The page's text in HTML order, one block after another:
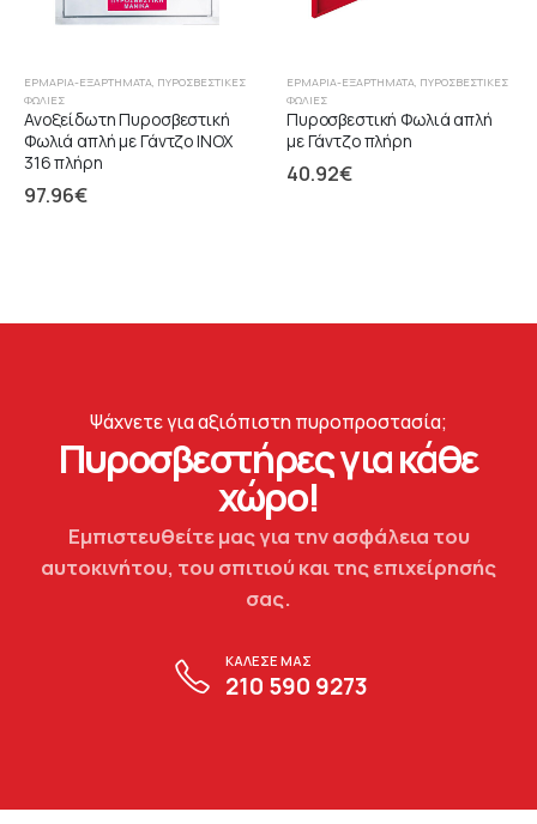
ΕΡΜΆΡΙΑ-ΕΞΑΡΤΉΜΑΤΑ ΠΥΡΟΣΒΕΣΤΙΚΈΣ
ΦΩΛΙΈΣ
Ανοξείδωτη Πυροσβεστική
Φωλιά απλή με Γάντζο ΙΝΟΧ
316 πλήρη
97.96€
ΕΡΜΆΡΙΑ-ΕΞΑΡΤΉΜΑΤΑ ΠΥΡΟΣΒΕΣΤΙΚΈΣ
ΦΩΛΙΈΣ
Πυροσβεστική Φωλιά απλή
με Γάντζο πλήρη
40.92€
Ψάχνετε για αξιόπιστη πυροπροστασία;
Πυροσβεστήρες για κάθε
χώρο!
Εμπιστευθείτε μας για την ασφάλεια του
αυτοκινήτου, του σπιτιού και της επιχείρησής
σας.
ΚΑΛΕΣΕ ΜΑΣ
210 590 9273